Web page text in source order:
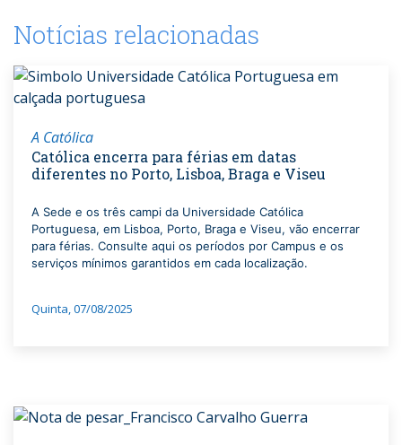
Notícias relacionadas
A Católica
Católica encerra para férias em datas
diferentes no Porto, Lisboa, Braga e Viseu
A Sede e os três campi da Universidade Católica
Portuguesa, em Lisboa, Porto, Braga e Viseu, vão encerrar
para férias. Consulte aqui os períodos por Campus e os
serviços mínimos garantidos em cada localização.
Quinta, 07/08/2025